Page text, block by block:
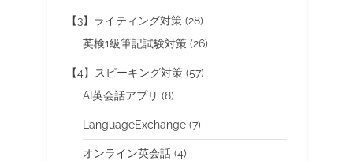
【3】ライティング対策 (28)
英検1級筆記試験対策 (26)
【4】スピーキング対策 (57)
AI英会話アプリ (8)
LanguageExchange (7)
オンライン英会話 (4)